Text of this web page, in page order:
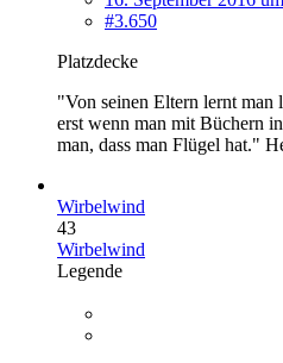
#3.650
Platzdecke
"Von seinen Eltern lernt man
erst wenn man mit Büchern
man, dass man Flügel hat."
Wirbelwind
43
Wirbelwind
Legende